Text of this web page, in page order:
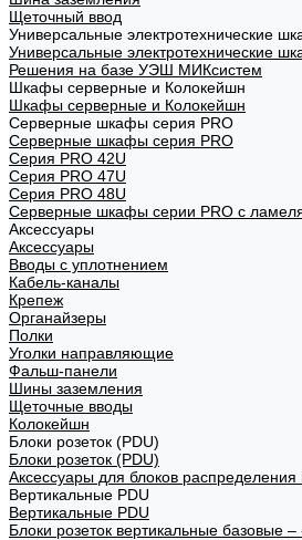
Щеточный ввод
Универсальные электротехнические
Универсальные электротехнические
Решения на базе УЭШ МИКсистем
Шкафы серверные и Колокейшн
Шкафы серверные и Колокейшн
Серверные шкафы серия PRO
Серверные шкафы серия PRO
Серия PRO 42U
Серия PRO 47U
Серия PRO 48U
Серверные шкафы серии PRO с
Аксессуары
Аксессуары
Вводы с уплотнением
Кабель-каналы
Крепеж
Органайзеры
Полки
Уголки направляющие
Фальш-панели
Шины заземления
Щеточные вводы
Колокейшн
Блоки розеток (PDU)
Блоки розеток (PDU)
Аксессуары для блоков распределения
Вертикальные PDU
Вертикальные PDU
Блоки розеток вертикальные базовые –